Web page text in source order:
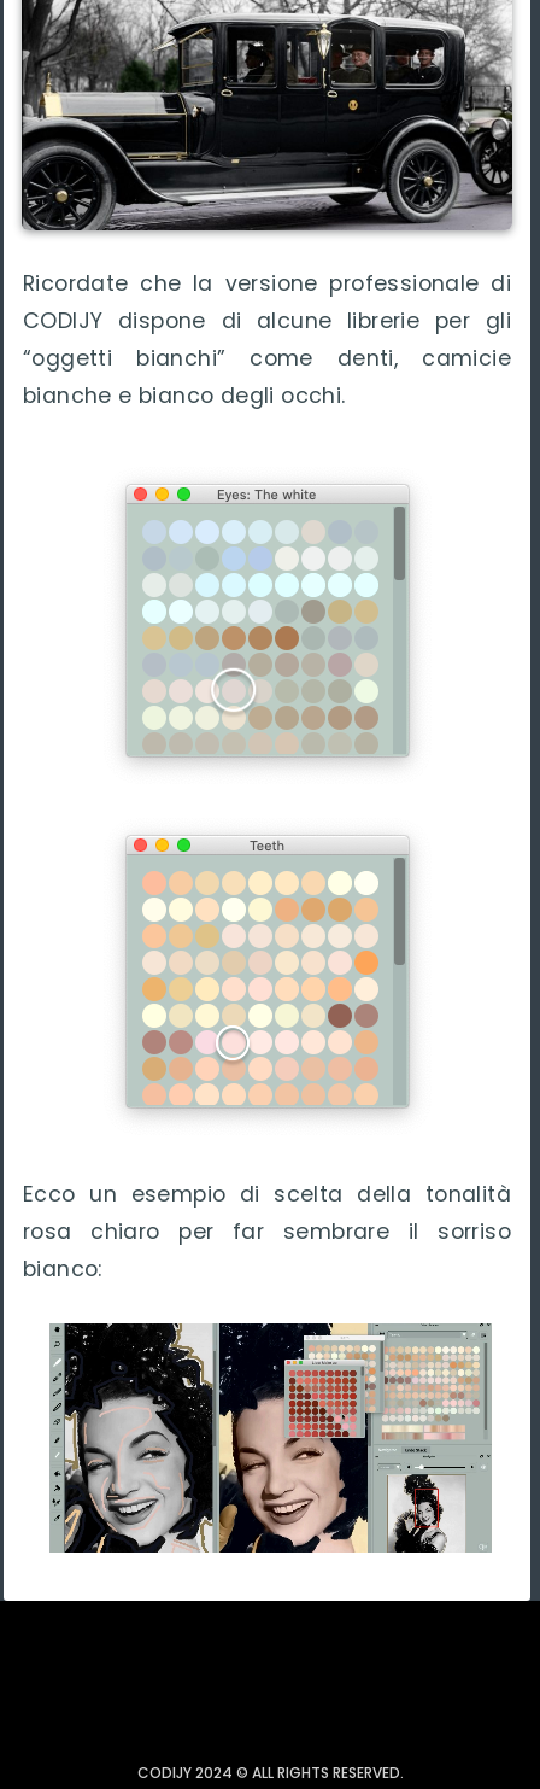
Ricordate che la versione professionale di
CODIJY dispone di alcune librerie per gli
“oggetti bianchi” come denti, camicie
bianche e bianco degli occhi.
Ecco un esempio di scelta della tonalità
rosa chiaro per far sembrare il sorriso
bianco:
CODIJY 2024 © ALL RIGHTS RESERVED.